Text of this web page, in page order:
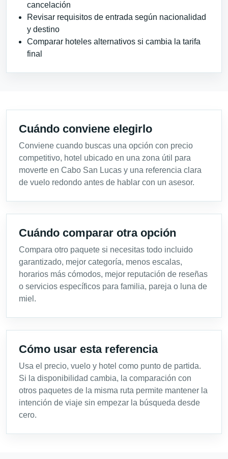
cancelación
Revisar requisitos de entrada según nacionalidad
y destino
Comparar hoteles alternativos si cambia la tarifa
final
Cuándo conviene elegirlo
Conviene cuando buscas una opción con precio
competitivo, hotel ubicado en una zona útil para
moverte en Cabo San Lucas y una referencia clara
de vuelo redondo antes de hablar con un asesor.
Cuándo comparar otra opción
Compara otro paquete si necesitas todo incluido
garantizado, mejor categoría, menos escalas,
horarios más cómodos, mejor reputación de reseñas
o servicios específicos para familia, pareja o luna de
miel.
Cómo usar esta referencia
Usa el precio, vuelo y hotel como punto de partida.
Si la disponibilidad cambia, la comparación con
otros paquetes de la misma ruta permite mantener la
intención de viaje sin empezar la búsqueda desde
cero.